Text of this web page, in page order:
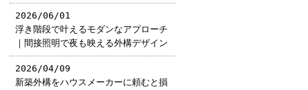
2026/06/01
浮き階段で叶えるモダンなアプローチ
｜間接照明で夜も映える外構デザイン
2026/04/09
新築外構をハウスメーカーに頼むと損